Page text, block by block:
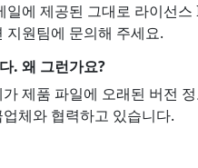
에 제공된 그대로 라이선
지원팀에 문의해 주세요.
. 왜 그런가요?
제품 파일에 오래된 버전
체와 협력하고 있습니다.